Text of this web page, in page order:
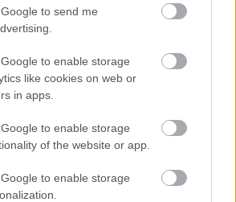
to send me
to enable storage
like cookies on web or
in apps.
to enable storage
of the website or app.
to enable storage
❯
❯